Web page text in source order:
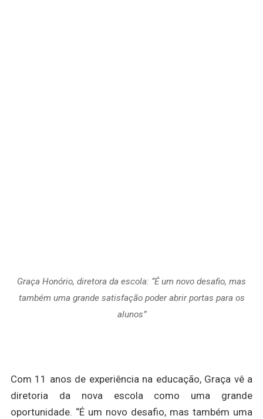
Graça Honório, diretora da escola: “É um novo desafio, mas
também uma grande satisfação poder abrir portas para os
alunos”
Com 11 anos de experiência na educação, Graça vê a
diretoria da nova escola como uma grande
oportunidade. “É um novo desafio, mas também uma